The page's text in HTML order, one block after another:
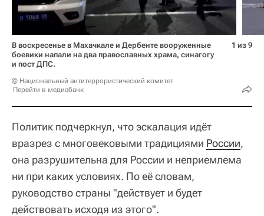
В воскресенье в Махачкале и Дербенте вооруженные
боевики напали на два православных храма, синагогу
и пост ДПС.
© Национальный антитеррористический комитет
Перейти в медиабанк
1 из 9
Политик подчеркнул, что эскалация идёт
вразрез с многовековыми традициями России,
она разрушительна для России и неприемлема
ни при каких условиях. По её словам,
руководство страны "действует и будет
действовать исходя из этого".